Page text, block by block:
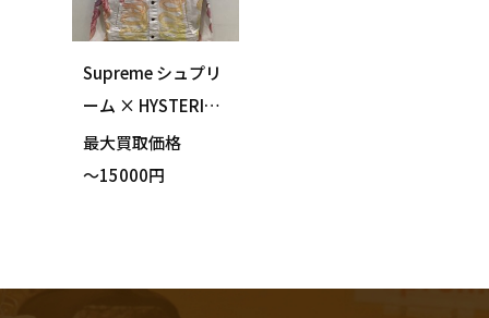
Supreme シュプリ
ーム × HYSTERIC
GLAMOUR ヒステ
リックグラマー 20
ャケット ホワイト
最大買取価格
～15000円